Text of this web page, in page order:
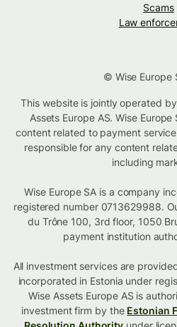
Scams
Law
© Wise Europe
This website is jointly operated
Assets Europe AS. Wise
content related to payment
responsible for any content
including
Wise Europe SA is a company
registered number 0713629988.
du Trône 100, 3rd floor, 1050
payment institution
All investment services are
incorporated in Estonia under
Wise Assets Europe AS is
investment firm by the Estonian